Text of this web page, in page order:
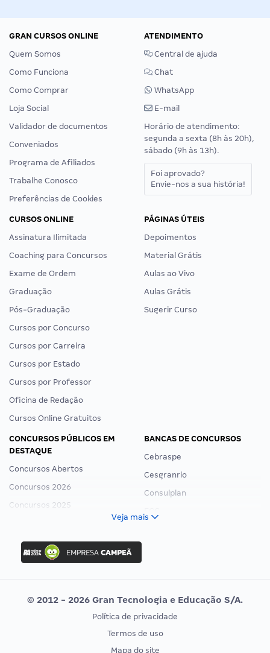
GRAN CURSOS ONLINE
Quem Somos
Como Funciona
Como Comprar
Loja Social
Validador de documentos
Conveniados
Programa de Afiliados
Trabalhe Conosco
Preferências de Cookies
ATENDIMENTO
Central de ajuda
Chat
WhatsApp
E-mail
Horário de atendimento:
segunda a sexta (8h às 20h),
sábado (9h às 13h).
Foi aprovado?
Envie-nos a sua história!
CURSOS ONLINE
Assinatura Ilimitada
Coaching para Concursos
Exame de Ordem
Graduação
Pós-Graduação
Cursos por Concurso
Cursos por Carreira
Cursos por Estado
Cursos por Professor
Oficina de Redação
Cursos Online Gratuitos
PÁGINAS ÚTEIS
Depoimentos
Material Grátis
Aulas ao Vivo
Aulas Grátis
Sugerir Curso
CONCURSOS PÚBLICOS EM
DESTAQUE
Concursos Abertos
Concursos 2026
Concursos 2025
Concurso Ibama
Concurso MPU
Editais publicados
BANCAS DE CONCURSOS
Cebraspe
Cesgranrio
Consulplan
Vunesp
CONCURSOS POR PROFISSÃO
EXAME DE ORDEM
Veja mais
© 2012 - 2026 Gran Tecnologia e Educação S/A.
Política de privacidade
Termos de uso
Mapa do site